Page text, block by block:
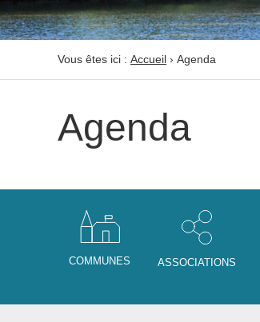
Vous êtes ici : Accueil › Agenda
Agenda
COMMUNES ASSOCIATIONS